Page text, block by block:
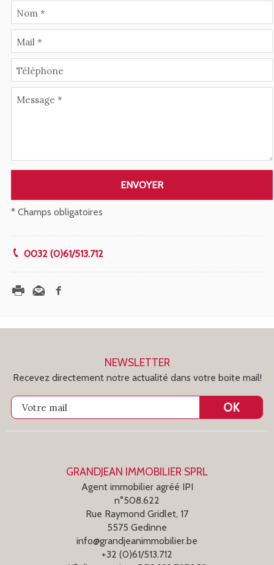
Nom *
Mail *
Téléphone
Message *
ENVOYER
* Champs obligatoires
0032 (0)61/513.712
NEWSLETTER
Recevez directement notre actualité dans votre boite mail!
Votre mail OK
GRANDJEAN IMMOBILIER SPRL
Agent immobilier agréé IPI
n°508.622
Rue Raymond Gridlet, 17
5575 Gedinne
info@grandjeanimmobilier.be
+32 (0)61/513.712